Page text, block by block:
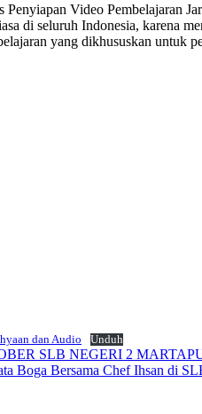
Penyiapan Video Pembelajaran
di seluruh Indonesia, karena
yang dikhususkan untuk
dan Audio
Unduh
SLB NEGERI 2
Boga Bersama Chef Ihsan di